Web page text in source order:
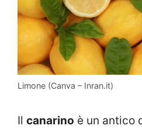
Limone (Canva – Inran.it)
Il canarino è un antico